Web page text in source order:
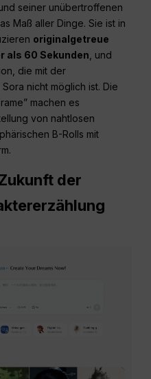
seiner unübertroffenen
Maß aller Dinge. Sie ist in
originalgetreue
als 60 Sekunden , und
die mit der
nicht möglich ist. Die
machen es
von nahtlosen
B-Rolls mit
der